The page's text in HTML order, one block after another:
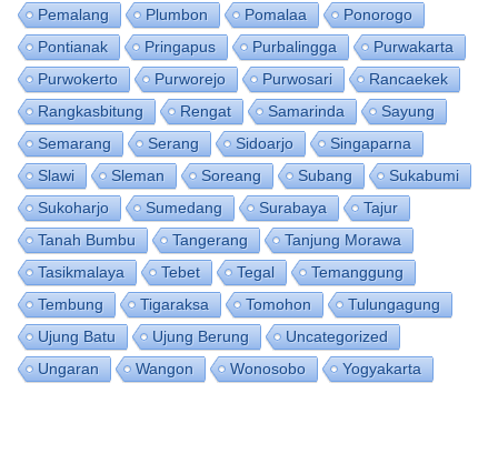
Pemalang
Plumbon Pomalaa
Ponorogo
Pontianak
Pringapus Purbalingga
Purwakarta
Purwokerto
Purworejo Purwosari
Rancaekek
Rangkasbitung
Rengat Samarinda
Sayung
Semarang
Serang Sidoarjo
Singaparna
Slawi
Sleman Soreang Subang
Sukabumi
Sukoharjo
Sumedang Surabaya
Tajur
Tanah Bumbu
Tangerang
Tanjung Morawa
Tasikmalaya
Tebet Tegal
Temanggung
Tembung
Tigaraksa Tomohon
Tulungagung
Ujung Batu
Ujung Berung
Uncategorized
Ungaran
Wangon Wonosobo Yogyakarta